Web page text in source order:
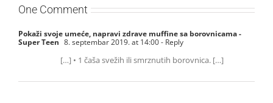
One Comment
Pokaži svoje umeće, napravi zdrave muffine sa borovnicama -
Super Teen 8. septembar 2019. at 14:00- Reply
[…] • 1 čaša svežih ili smrznutih borovnica. […]